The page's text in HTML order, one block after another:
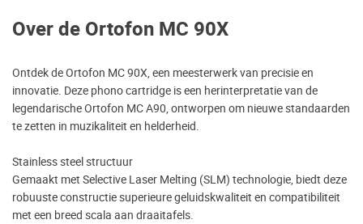
Over de Ortofon MC 90X
Ontdek de Ortofon MC 90X, een meesterwerk van precisie en
innovatie. Deze phono cartridge is een herinterpretatie van de
legendarische Ortofon MC A90, ontworpen om nieuwe standaarden
te zetten in muzikaliteit en helderheid.
Stainless steel structuur
Gemaakt met Selective Laser Melting (SLM) technologie, biedt deze
robuuste constructie superieure geluidskwaliteit en compatibiliteit
met een breed scala aan draaitafels.